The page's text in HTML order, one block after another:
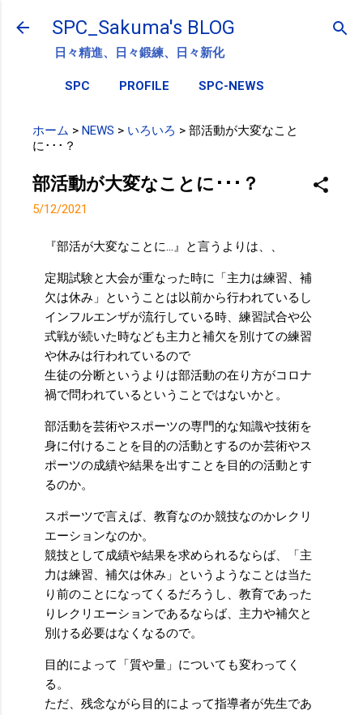
スキップしてメイン コンテンツに移動
SPC_Sakuma's BLOG
日々精進、日々鍛練、日々新化
SPC PROFILE SPC-NEWS
ホーム > NEWS > いろいろ > 部活動が大変なこと
に･･･？
部活動が大変なことに･･･？
5/12/2021
『部活が大変なことに…』と言うよりは、、
定期試験と大会が重なった時に「主力は練習、補
欠は休み」ということは以前から行われているし
インフルエンザが流行している時、練習試合や公
式戦が続いた時なども主力と補欠を別けての練習
や休みは行われているので
生徒の分断というよりは部活動の在り方がコロナ
禍で問われているということではないかと。
部活動を芸術やスポーツの専門的な知識や技術を
身に付けることを目的の活動とするのか芸術やス
ポーツの成績や結果を出すことを目的の活動とす
るのか。
スポーツで言えば、教育なのか競技なのかレクリ
エーションなのか。
競技として成績や結果を求められるならば、「主
力は練習、補欠は休み」というようなことは当た
り前のことになってくるだろうし、教育であった
りレクリエーションであるならば、主力や補欠と
別ける必要はなくなるので。
目的によって「質や量」についても変わってく
る。
ただ、残念ながら目的によって指導者が先生であ